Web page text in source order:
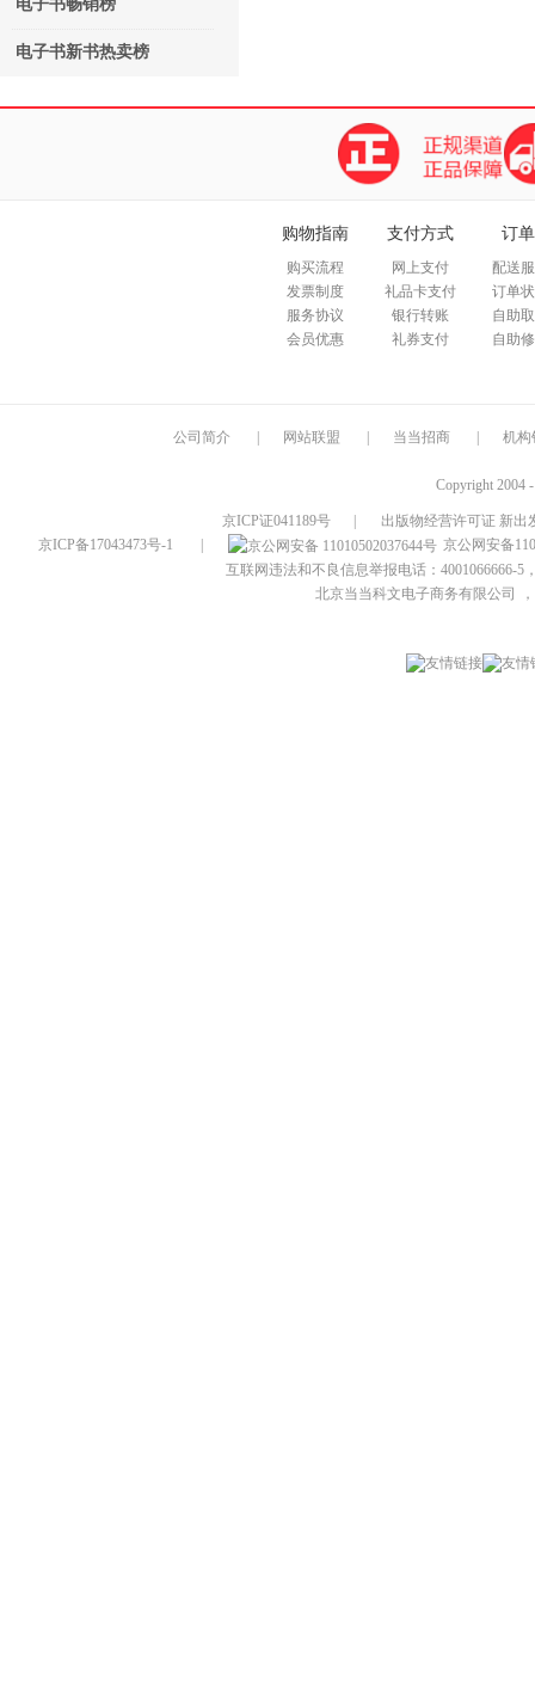
电子书畅销榜
电子书新书热卖榜
购物指南
购买流程
发票制度
服务协议
会员优惠
支付方式
网上支付
礼品卡支付
银行转账
礼券支付
订
配送
订单
自助
自助
公司简介 网站联盟 当当招商 机构
Copyright 2004
京ICP证041189号
出版物经营许可证 新出
京ICP备17043473号-1
京公网安备
互联网违法和不良信息举报电话：4001066666-5
北京当当科文电子商务有限公司